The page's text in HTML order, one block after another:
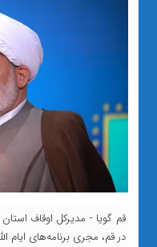
در قم، مجری برنامه‌های ایام